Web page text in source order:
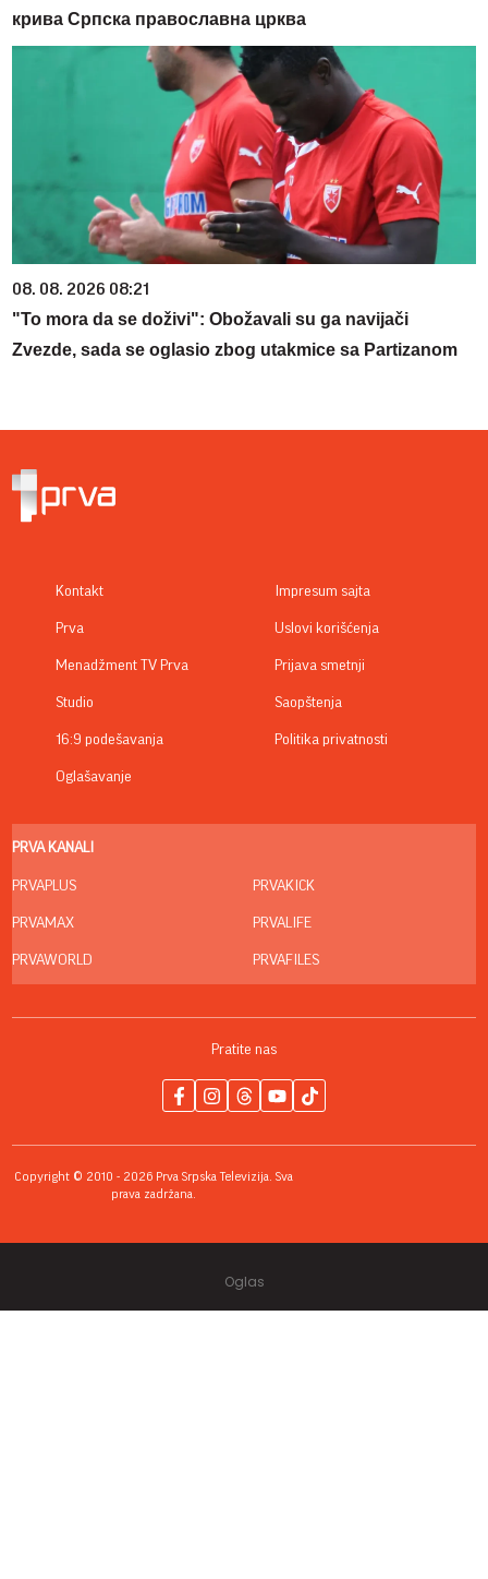
крива Српска православна црква
08. 08. 2026 08:21
"To mora da se doživi": Obožavali su ga navijači
Zvezde, sada se oglasio zbog utakmice sa Partizanom
Kontakt
Prva
Menadžment TV Prva
Studio
16:9 podešavanja
Oglašavanje
Impresum sajta
Uslovi korišćenja
Prijava smetnji
Saopštenja
Politika privatnosti
PRVA KANALI
PRVAPLUS
PRVAMAX
PRVAWORLD
PRVAKICK
PRVALIFE
PRVAFILES
Pratite nas
Copyright © 2010 - 2026 Prva Srpska Televizija. Sva
prava zadržana.